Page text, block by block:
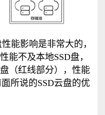
能影响是非常大的，
能不及本地SSD盘，
（红线部分），性能
所说的SSD云盘的优